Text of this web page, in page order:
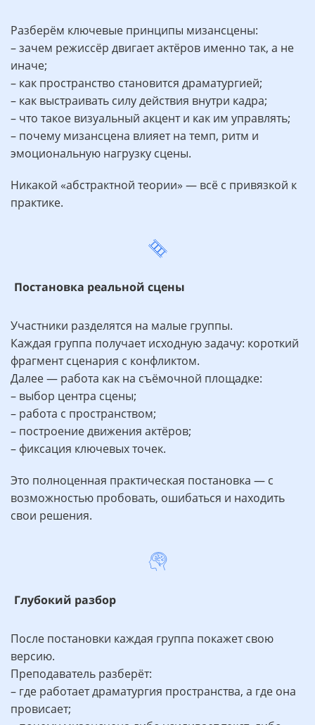
Разберём ключевые принципы мизансцены:
– зачем режиссёр двигает актёров именно так, а не
иначе;
– как пространство становится драматургией;
– как выстраивать силу действия внутри кадра;
– что такое визуальный акцент и как им управлять;
– почему мизансцена влияет на темп, ритм и
эмоциональную нагрузку сцены.
Никакой «абстрактной теории» — всё с привязкой к
практике.
Постановка реальной сцены
Участники разделятся на малые группы.
Каждая группа получает исходную задачу: короткий
фрагмент сценария с конфликтом.
Далее — работа как на съёмочной площадке:
– выбор центра сцены;
– работа с пространством;
– построение движения актёров;
– фиксация ключевых точек.
Это полноценная практическая постановка — с
возможностью пробовать, ошибаться и находить
свои решения.
Глубокий разбор
После постановки каждая группа покажет свою
версию.
Преподаватель разберёт:
– где работает драматургия пространства, а где она
провисает;